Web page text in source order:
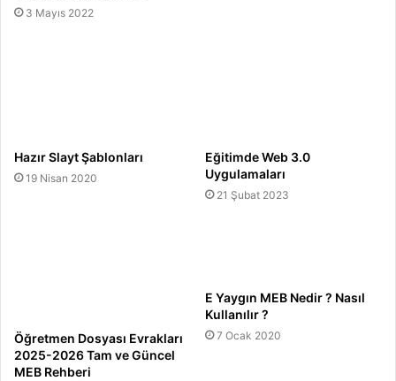
3 Mayıs 2022
Hazır Slayt Şablonları
19 Nisan 2020
Eğitimde Web 3.0
Uygulamaları
21 Şubat 2023
Öğretmen Dosyası Evrakları
2025-2026 Tam ve Güncel
MEB Rehberi
E Yaygın MEB Nedir ? Nasıl
Kullanılır ?
7 Ocak 2020